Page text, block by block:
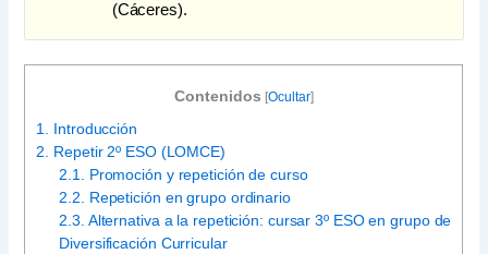
(Cáceres).
Contenidos [Ocultar]
1. Introducción
2. Repetir 2º ESO (LOMCE)
2.1. Promoción y repetición de curso
2.2. Repetición en grupo ordinario
2.3. Alternativa a la repetición: cursar 3º ESO en grupo de
Diversificación Curricular